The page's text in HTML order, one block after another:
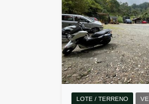
LOTE / TERRENO